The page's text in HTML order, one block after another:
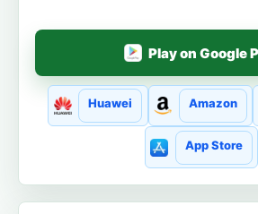
Play on Google
Huawei Amazon
App Store